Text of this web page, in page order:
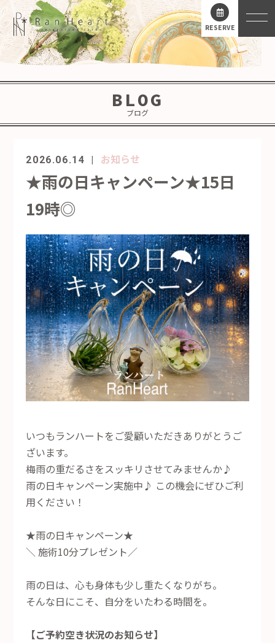
RESERVE
BLOG
ブログ
2026.06.14 お知らせ
★雨の日キャンペーン★15日
19時◎
いつもランハートをご愛顧いただきありがとうご
ざいます。
梅雨の重だるさをスッキリさせてみませんか♪
雨の日キャンペーン実施中♪ この機会にぜひご利
用ください！
★雨の日キャンペーン★
＼ 施術10分プレゼント／
雨の日は、心も身体も少し重たくなりがち。
そんな日にこそ、自分をいたわる時間を。
【ご予約空き状況のお知らせ】